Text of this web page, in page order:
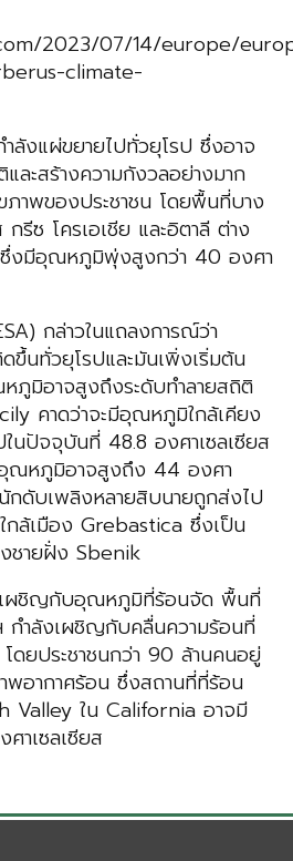
2023/07/14/europe/
climate-
ลังแผ่ขยายไปทั่วยุโรป ซึ่งอาจ
ละสร้างความกังวลอย่างมาก
าพของประชาชน โดยพื้นที่บาง
รีซ โครเอเชีย และอิตาลี ต่าง
งมีอุณหภูมิพุ่งสูงกว่า 40 องศา
กล่าวในแถลงการณ์ว่า
นทั่วยุโรปและมันเพิ่งเริ่มต้น
ภูมิอาจสูงถึงระดับทำลายสถิติ
คาดว่าจะมีอุณหภูมิใกล้เคียง
นปัจจุบันที่ 48.8 องศาเซลเซียส
อุณหภูมิอาจสูงถึง 44 องศา
นักดับเพลิงหลายสิบนายถูกส่งไป
ล้เมือง Grebastica ซึ่งเป็น
ชายฝั่ง Sbenik
เผชิญกับอุณหภูมิที่ร้อนจัด พื้นที่
กำลังเผชิญกับคลื่นความร้อนที่
ดยประชาชนกว่า 90 ล้านคนอยู่
พอากาศร้อน ซึ่งสถานที่ที่ร้อน
Valley ใน California อาจมี
าเซลเซียส